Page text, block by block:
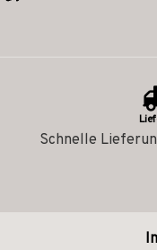
Schnelle